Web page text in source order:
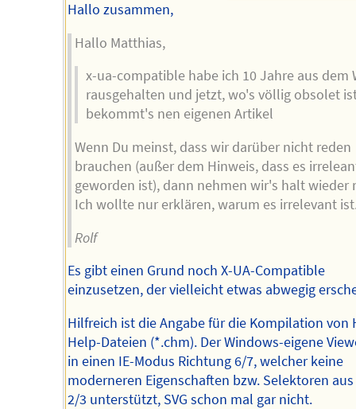
Hallo zusammen,
Hallo Matthias,
x-ua-compatible habe ich 10 Jahre aus dem
rausgehalten und jetzt, wo's völlig obsolet
bekommt's nen eigenen Artikel
Wenn Du meinst, dass wir darüber nicht reden
brauchen (außer dem Hinweis, dass es
geworden ist), dann nehmen wir's halt wieder
Ich wollte nur erklären, warum es irrelevant
Rolf
Es gibt einen Grund noch X-UA-Compatible
einzusetzen, der vielleicht etwas abwegig
Hilfreich ist die Angabe für die Kompilation von
Help-Dateien (*.chm). Der Windows-eigene
in einen IE-Modus Richtung 6/7, welcher keine
moderneren Eigenschaften bzw. Selektoren aus
2/3 unterstützt, SVG schon mal gar nicht.